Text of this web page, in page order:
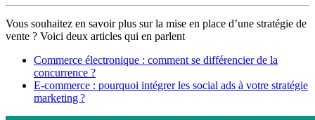
Vous souhaitez en savoir plus sur la mise en place d’une stratégie de
vente ? Voici deux articles qui en parlent
Commerce électronique : comment se différencier de la
concurrence ?
E-commerce : pourquoi intégrer les social ads à votre stratégie
marketing ?